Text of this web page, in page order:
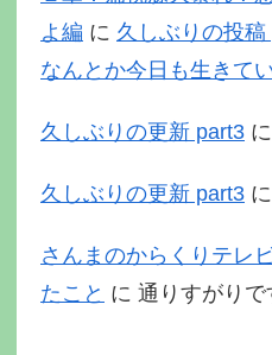
よ編 に 久しぶりの投
なんとか今日も生きて
久しぶりの更新 part3 に
久しぶりの更新 part3 に
さんまのからくりテレ
たこと に 通りすがりで